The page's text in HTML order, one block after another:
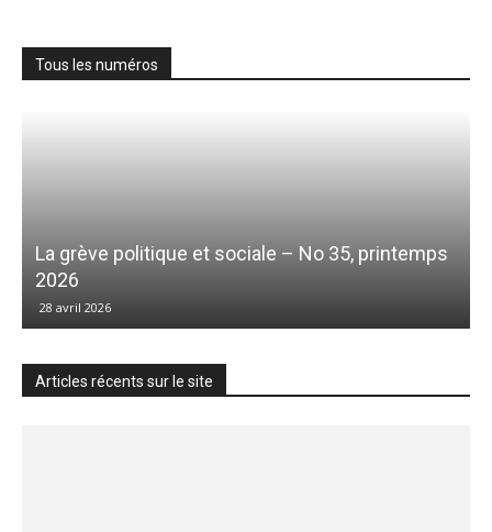
Tous les numéros
La grève politique et sociale – No 35, printemps
2026
28 avril 2026
Articles récents sur le site